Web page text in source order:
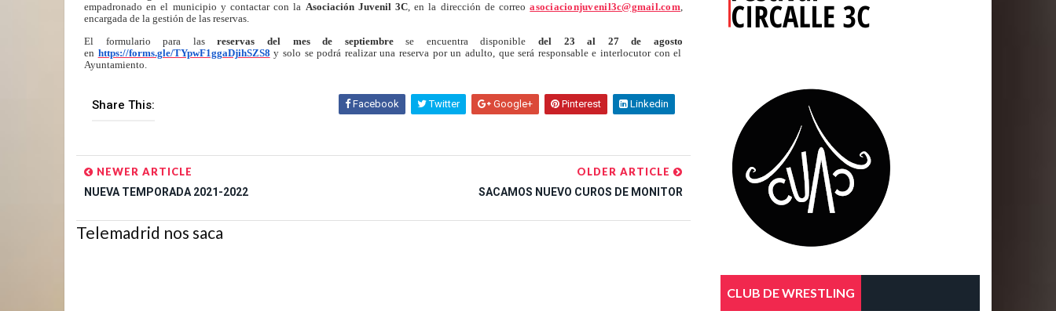
empadronado en el municipio y contactar con la Asociación Juvenil 3C, en la dirección de correoasociacionjuvenil3c@gmail.com,
encargada de la gestión de las reservas.
El formulario para lasreservas del mes de septiembrese encuentra disponibledel 23 al 27 de agosto
en https://forms.gle/TYpwF1ggaDjihSZS8 y solo se podrá realizar una reserva por un adulto, que será responsable e interlocutor con el
Ayuntamiento.
Share This: Facebook Twitter Google+ Pinterest Linkedin
NEWER ARTICLE
NUEVA TEMPORADA 2021-2022
OLDER ARTICLE
SACAMOS NUEVO CUROS DE MONITOR
Telemadrid nos saca
CLUB DE WRESTLING